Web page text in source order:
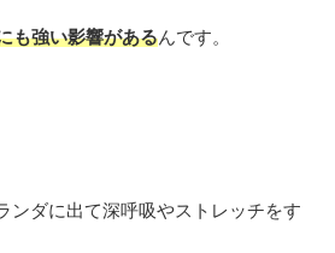
も強い影響があるんです。
ンダに出て深呼吸やストレッチをす